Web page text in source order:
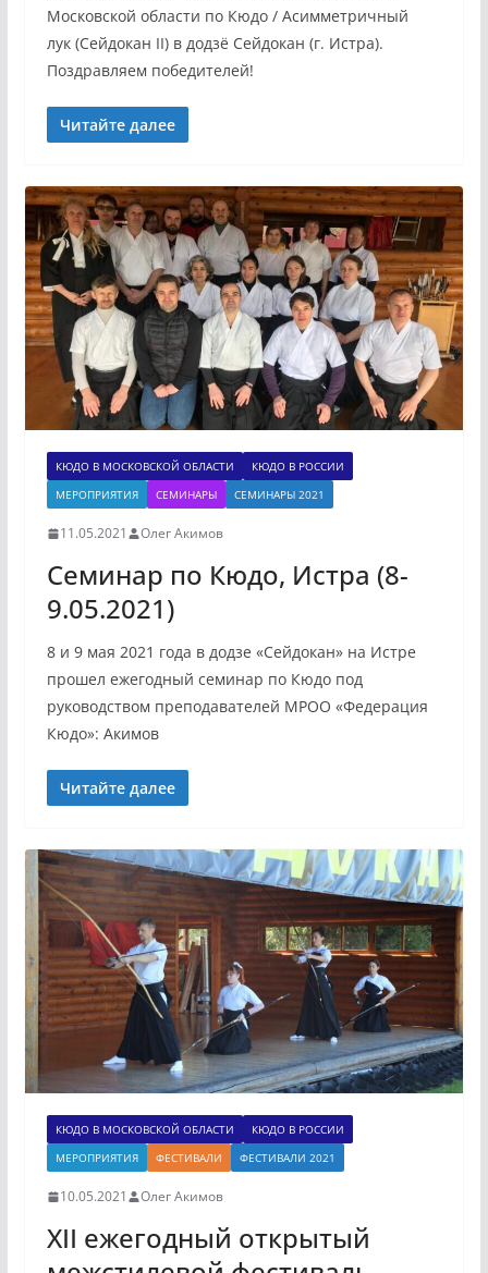
Московской области по Кюдо / Асимметричный
лук (Сейдокан II) в додзё Сейдокан (г. Истра).
Поздравляем победителей!
Читайте далее
КЮДО В МОСКОВСКОЙ ОБЛАСТИ
КЮДО В РОССИИ
МЕРОПРИЯТИЯ
СЕМИНАРЫ СЕМИНАРЫ 2021
11.05.2021 Олег Акимов
Семинар по Кюдо, Истра (8-
9.05.2021)
8 и 9 мая 2021 года в додзе «Сейдокан» на Истре
прошел ежегодный семинар по Кюдо под
руководством преподавателей МРОО «Федерация
Кюдо»: Акимов
Читайте далее
КЮДО В МОСКОВСКОЙ ОБЛАСТИ
КЮДО В РОССИИ
МЕРОПРИЯТИЯ
ФЕСТИВАЛИ ФЕСТИВАЛИ 2021
10.05.2021 Олег Акимов
XII ежегодный открытый